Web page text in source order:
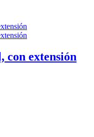
con extensión